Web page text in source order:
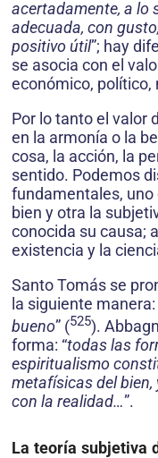
acertadamente, a lo
adecuada, con
positivo útil”; hay
se asocia con el
económico, político,
Por lo tanto el valor
en la armonía o la
cosa, la acción, la
sentido. Podemos
fundamentales, uno
bien y otra la
conocida su causa;
existencia y la
Santo Tomás se
la siguiente manera:
bueno” (525).
forma: “todas las
espiritualismo
metafísicas del
con la realidad…”.
La teoría subjetiva